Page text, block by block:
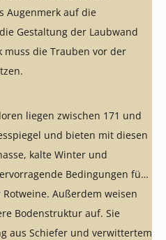
Augenmerk auf die
Gestaltung der Laubwand
muss die Trauben vor der
liegen zwischen 171 und
und bieten mit diesen
kalte Winter und
Bedingungen für
Außerdem weisen
Bodenstruktur auf. Sie
aus Schiefer und verwittertem